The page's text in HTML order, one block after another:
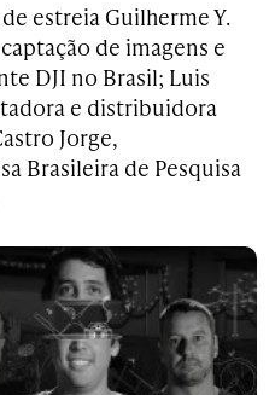
estreia Guilherme Y.
de imagens e
DJI no Brasil; Luis
e distribuidora
Jorge,
Brasileira de Pesquisa